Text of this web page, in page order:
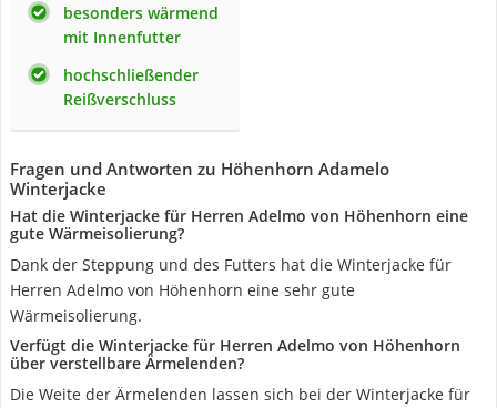
besonders wärmend
mit Innenfutter
hochschließender
Reißverschluss
Fragen und Antworten zu Höhenhorn Adamelo
Winterjacke
Hat die Winterjacke für Herren Adelmo von Höhenhorn eine
gute Wärmeisolierung?
Dank der Steppung und des Futters hat die Winterjacke für
Herren Adelmo von Höhenhorn eine sehr gute
Wärmeisolierung.
Verfügt die Winterjacke für Herren Adelmo von Höhenhorn
über verstellbare Ärmelenden?
Die Weite der Ärmelenden lassen sich bei der Winterjacke für